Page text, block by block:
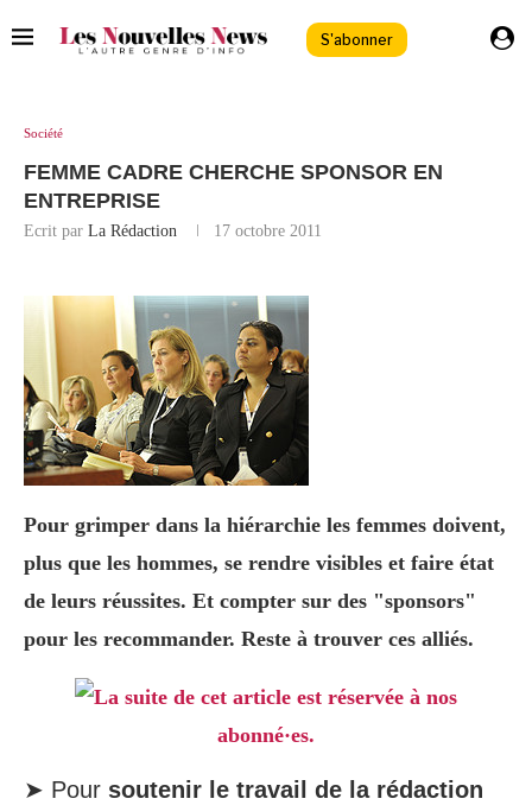
S'abonner
Société
FEMME CADRE CHERCHE SPONSOR EN
ENTREPRISE
Ecrit par La Rédaction 17 octobre 2011
Pour grimper dans la hiérarchie les femmes doivent,
plus que les hommes, se rendre visibles et faire état
de leurs réussites. Et compter sur des "sponsors"
pour les recommander. Reste à trouver ces alliés.
La suite de cet article est réservée à nos
abonné·es.
➤ Pour soutenir le travail de la rédaction